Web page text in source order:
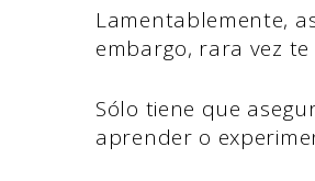
Lamentablemente,
embargo, rara vez
Sólo tiene que
aprender o